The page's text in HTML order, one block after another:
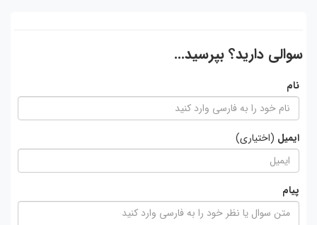
سوالی دارید؟ بپرسید...
نام
ایمیل (اختیاری)
پیام